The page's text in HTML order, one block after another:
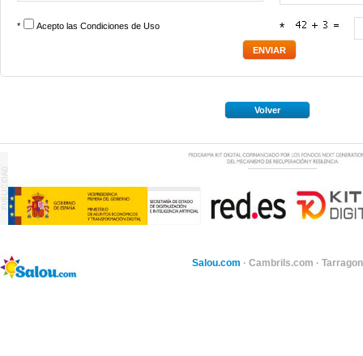
* Acepto las Condiciones de Uso *
Volver
Salou.com · Cambrils.com ·